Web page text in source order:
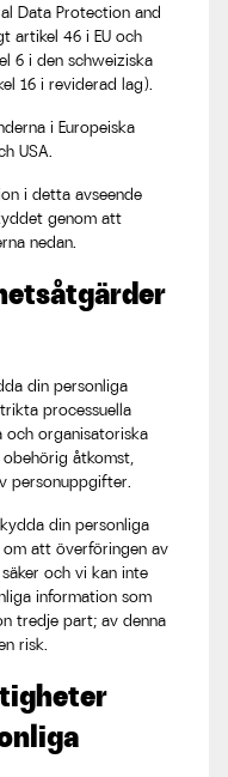
Data Protection and
artikel 46 i EU och
6 i den schweiziska
16 i reviderad lag).
i Europeiska
USA.
i detta avseende
genom att
nedan.
din personliga
processuella
och organisatoriska
åtkomst,
personuppgifter.
din personliga
att överföringen av
och vi kan inte
information som
tredje part; av denna
risk.